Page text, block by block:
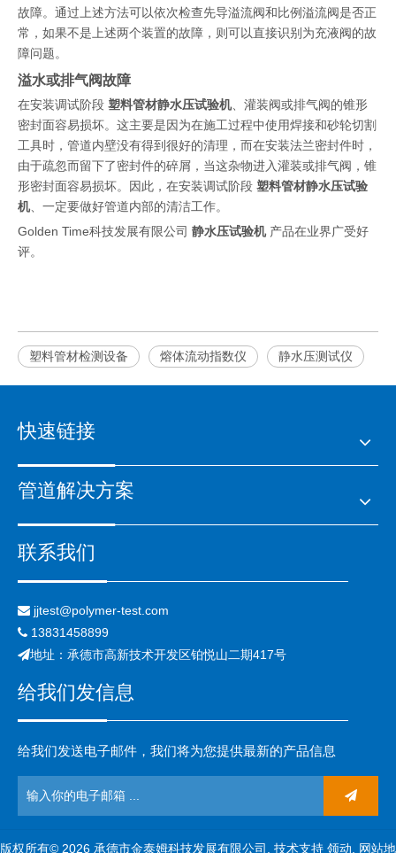
故障。通过上述方法可以依次检查先导溢流阀和比例溢流阀是否正
常，如果不是上述两个装置的故障，则可以直接识别为充液阀的故
障问题。
溢水或排气阀故障
在安装调试阶段 塑料管材静水压试验机、灌装阀或排气阀的锥形
密封面容易损坏。这主要是因为在施工过程中使用焊接和砂轮切割
工具时，管道内壁没有得到很好的清理，而在安装法兰密封件时，
由于疏忽而留下了密封件的碎屑，当这杂物进入灌装或排气阀，锥
形密封面容易损坏。因此，在安装调试阶段 塑料管材静水压试验
机、一定要做好管道内部的清洁工作。
Golden Time科技发展有限公司 静水压试验机产品在业界广受好
评。
塑料管材检测设备 熔体流动指数仪 静水压测试仪
快速链接
管道解决方案
联系我们
 jjtest@polymer-test.com
 13831458899
地址：承德市高新技术开发区铂悦山二期417号
给我们发信息
给我们发送电子邮件，我们将为您提供最新的产品信息
版权所有© 2026 承德市金泰姆科技发展有限公司. 技术支持 领动 网站地